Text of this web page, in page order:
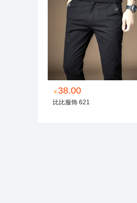
￥38.00
比比服饰 621